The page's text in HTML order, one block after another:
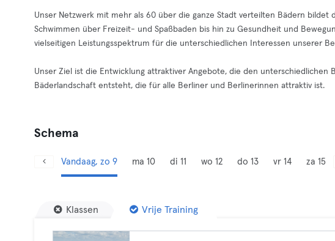
Unser Netzwerk mit mehr als 60 über die ganze Stadt verteilten Bädern bildet
Schwimmen über Freizeit- und Spaßbaden bis hin zu Gesundheit und
vielseitigen Leistungsspektrum für die unterschiedlichen Interessen unserer
Unser Ziel ist die Entwicklung attraktiver Angebote, die den unterschiedlichen
Bäderlandschaft entsteht, die für alle Berliner und Berlinerinnen attraktiv ist.
Schema
Vandaag, zo 9 ma 10 di 11 wo 12 do 13 vr 14 za 15
Klassen Vrije Training